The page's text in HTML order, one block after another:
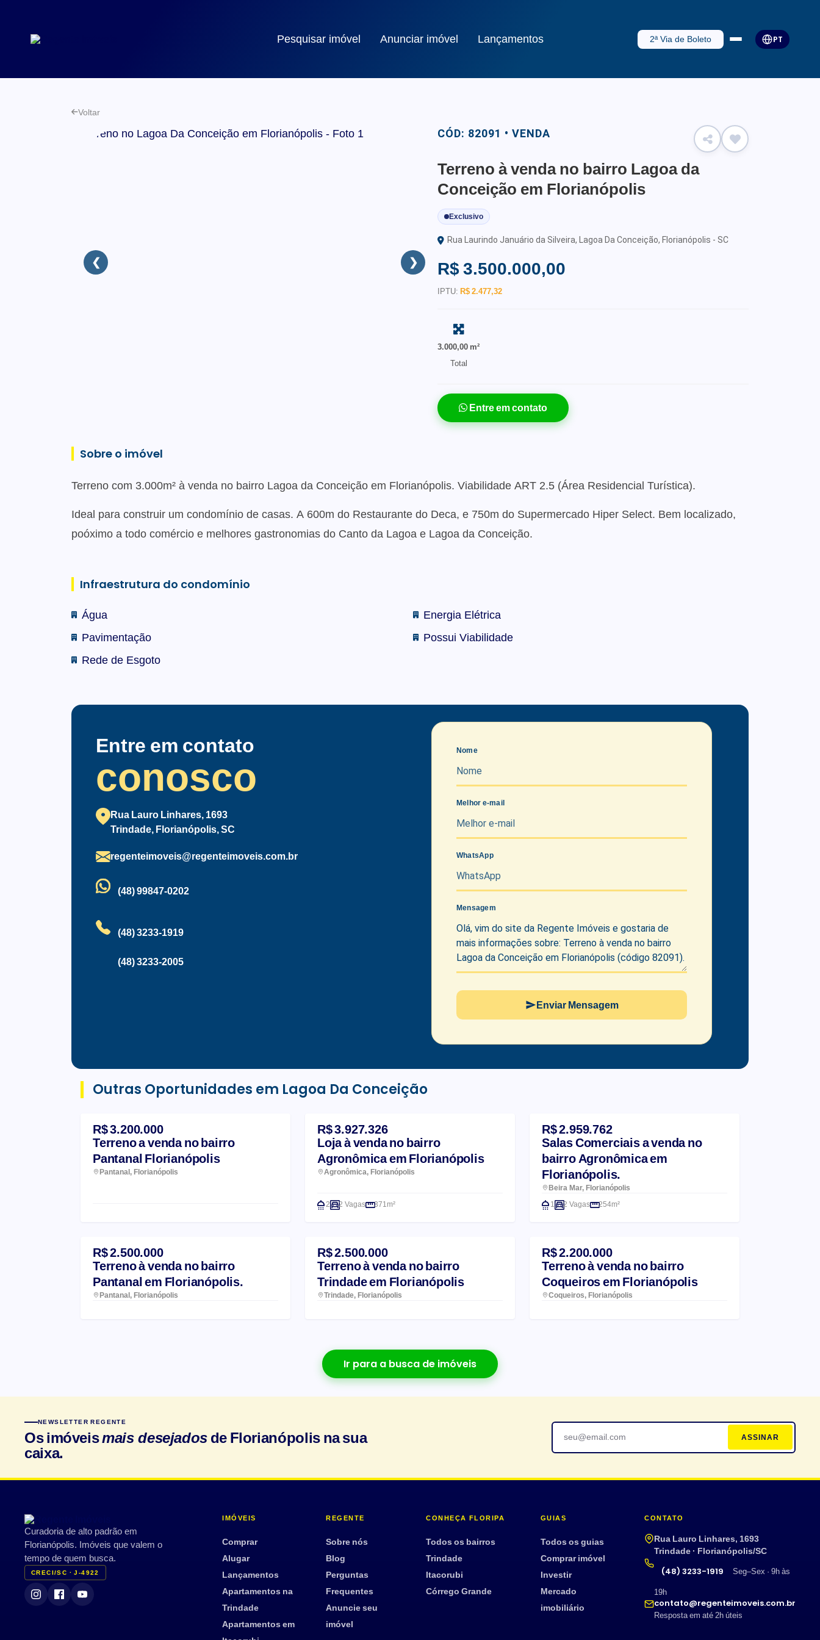
Pesquisar imóvel Anunciar imóvel Lançamentos 2ª Via de Boleto PT
Voltar
❮ ❯
CÓD: 82091 • VENDA
Terreno à venda no bairro Lagoa da
Conceição em Florianópolis
Exclusivo
Rua Laurindo Januário da Silveira, Lagoa Da Conceição, Florianópolis - SC
R$ 3.500.000,00
IPTU: R$ 2.477,32
3.000,00 m²
Total
Entre em contato
Sobre o imóvel
Terreno com 3.000m² à venda no bairro Lagoa da Conceição em Florianópolis. Viabilidade ART 2.5 (Área Residencial Turística).
Ideal para construir um condomínio de casas. A 600m do Restaurante do Deca, e 750m do Supermercado Hiper Select. Bem localizado,
poóximo a todo comércio e melhores gastronomias do Canto da Lagoa e Lagoa da Conceição.
Infraestrutura do condomínio
Água
Energia Elétrica
Pavimentação
Possui Viabilidade
Rede de Esgoto
Entre em contato
conosco
Rua Lauro Linhares, 1693
Trindade, Florianópolis, SC
regenteimoveis@regenteimoveis.com.br
(48) 99847-0202
(48) 3233-1919
(48) 3233-2005
Nome
Melhor e-mail
WhatsApp
Mensagem
Enviar Mensagem
Outras Oportunidades em Lagoa Da Conceição
R$ 3.200.000
Terreno a venda no bairro
Pantanal Florianópolis
Pantanal, Florianópolis
R$ 3.927.326
Loja à venda no bairro
Agronômica em Florianópolis
Agronômica, Florianópolis
2 2 Vagas 371m²
R$ 2.959.762
Salas Comerciais a venda no
bairro Agronômica em
Florianópolis.
Beira Mar, Florianópolis
1 2 Vagas 254m²
R$ 2.500.000
Terreno à venda no bairro
Pantanal em Florianópolis.
Pantanal, Florianópolis
R$ 2.500.000
Terreno à venda no bairro
Trindade em Florianópolis
Trindade, Florianópolis
R$ 2.200.000
Terreno à venda no bairro
Coqueiros em Florianópolis
Coqueiros, Florianópolis
Ir para a busca de imóveis
NEWSLETTER REGENTE
Os imóveismais desejados de Florianópolis na sua
caixa.
ASSINAR
Curadoria de alto padrão em
Florianópolis. Imóveis que valem o
tempo de quem busca.
CRECI/SC · J-4922
IMÓVEIS
Comprar
Alugar
Lançamentos
Apartamentos na
Trindade
Apartamentos em
REGENTE
Sobre nós
Blog
Perguntas
Frequentes
Anuncie seu
imóvel
CONHEÇA FLORIPA
Todos os bairros
Trindade
Itacorubi
Córrego Grande
GUIAS
Todos os guias
Comprar imóvel
Investir
Mercado
imobiliário
CONTATO
Rua Lauro Linhares, 1693
Trindade · Florianópolis/SC
(48) 3233-1919
Seg–Sex · 9h às
19h
contato@regenteimoveis.com.br
Resposta em até 2h úteis